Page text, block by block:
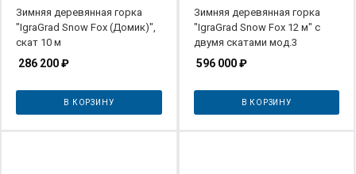
Зимняя деревянная горка
"IgraGrad Snow Fox (Домик)",
скат 10 м
286 200₽
В КОРЗИНУ
Зимняя деревянная горка
"IgraGrad Snow Fox 12 м" с
двумя скатами мод.3
596 000₽
В КОРЗИНУ